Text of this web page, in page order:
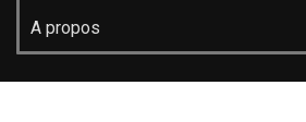
A propos